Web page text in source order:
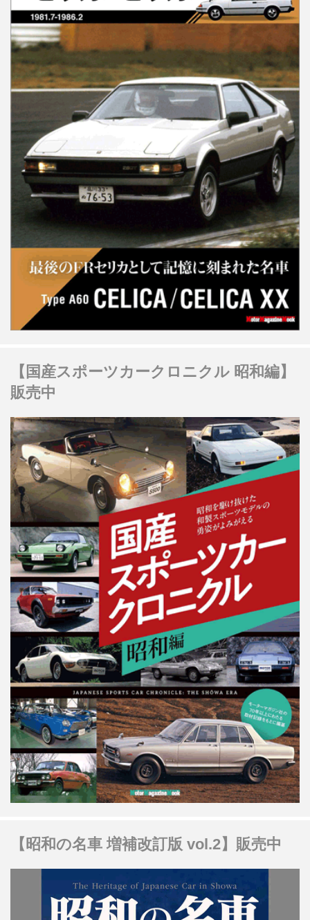
【国産スポーツカークロニクル 昭和編】
販売中
【昭和の名車 増補改訂版 vol.2】販売中